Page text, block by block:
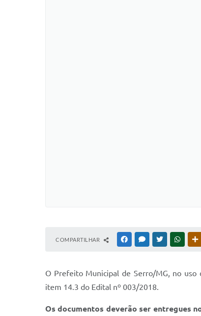
COMPARTILHAR FACEBOOKMESSENGER
TWITTER
O Prefeito Municipal de Serro/MG, no uso
item 14.3 do Edital nº 003/2018.
Os documentos deverão ser entregues